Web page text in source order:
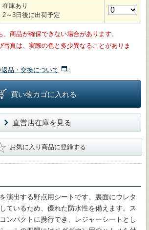
在庫あり
2～3日後に出荷予定
商品が確保できない場合があります。
写真は、実際の色と多少異なることがありま
品・交換について
買い物カゴに入れる
直営店在庫を見る
お気に入り商品に登録する
演出する野点用シートです。裏面にウレタ
ているため、優れた防水性を備えます。ス
ンパクトに携行でき、レジャーシートとし